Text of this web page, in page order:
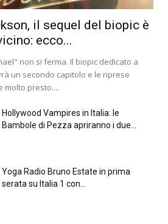
il sequel del biopic è
ecco...
non si ferma. Il biopic dedicato a
un secondo capitolo e le riprese
molto presto....
Hollywood Vampires in Italia: le
Bambole di Pezza apriranno i due...
Yoga Radio Bruno Estate in prima
serata su Italia 1 con...